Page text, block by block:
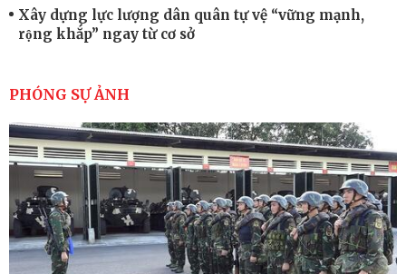
Xây dựng lực lượng dân quân tự vệ “vững mạnh,
rộng khắp” ngay từ cơ sở
cao sức mạnh chiến đấu
Tiểu đoàn Thiết giáp hoàn thành tốt diễn tập chiến
thuật có bắn đạn thật
Nơi sinh viên rèn ý trí, luyện kỹ năng
PHÓNG SỰ ẢNH